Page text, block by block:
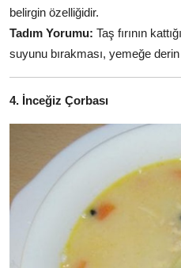
belirgin özelliğidir.
Tadım Yorumu: Taş fırının
suyunu bırakması, yemeğe
4. İnceğiz Çorbası